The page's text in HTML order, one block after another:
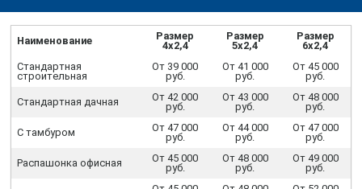
Наименование
Размер
4х2,4
Размер
5х2,4
Размер
6х2,4
Стандартная
строительная
От 39 000
руб.
От 41 000
руб.
От 45 000
руб.
Стандартная дачная
От 42 000
руб.
От 43 000
руб.
От 48 000
руб.
С тамбуром
От 47 000
руб.
От 44 000
руб.
От 47 000
руб.
Распашонка офисная
От 45 000
руб.
От 48 000
руб.
От 49 000
руб.